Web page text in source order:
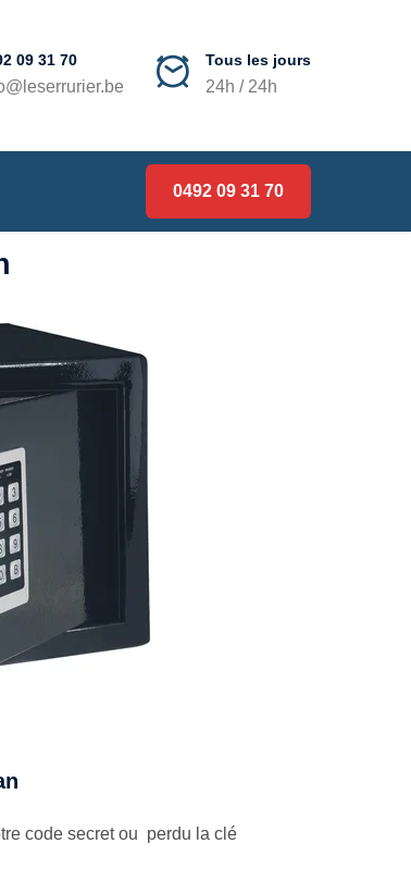
09 31 70 Tous les jours
24h / 24h
0492 09 31 70
code secret ou perdu la clé